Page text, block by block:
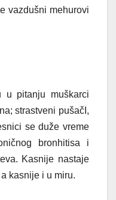
vazdušni mehurovi
u pitanju muškarci
strastveni pušačI,
se duže vreme
bronhitisa i
Kasnije nastaje
kasnije i u miru.